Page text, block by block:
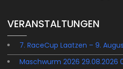
VERANSTALTUNGEN
7. RaceCup Laatzen – 9.
Maschwurm 2026 29.08.2026